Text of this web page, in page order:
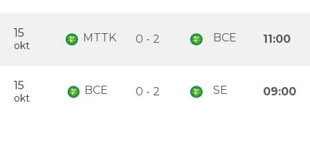
15
okt
MTTK 0 - 2 BCE 11:00
15
okt
BCE 0 - 2 SE 09:00